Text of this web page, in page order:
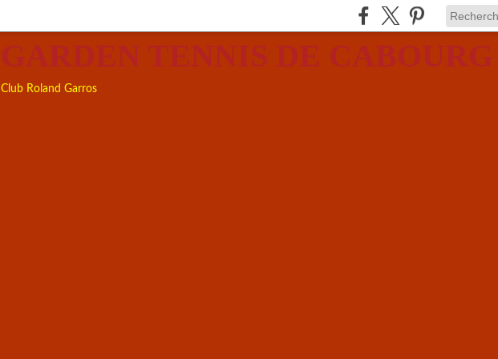
GARDEN TENNIS DE CABOURG
Club Roland Garros